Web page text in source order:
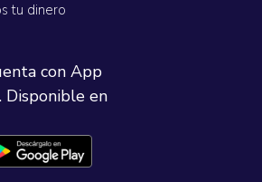
tu dinero
con App
Disponible en